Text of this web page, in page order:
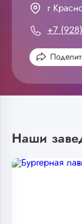
г
+7
Наши